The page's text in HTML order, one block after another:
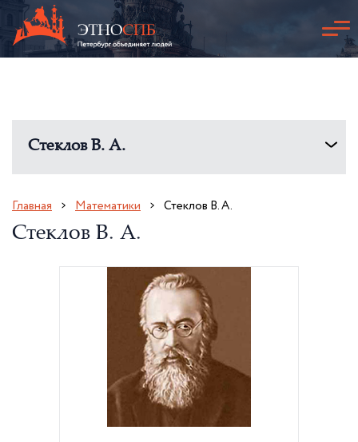
Стеклов В. А.
Главная Математики Стеклов В. А.
Стеклов В. А.